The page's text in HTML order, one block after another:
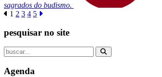
sagrados do budismo.
1 2 3 4 5
pesquisar no site
Agenda